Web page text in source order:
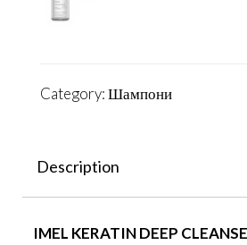
Category:Шампони
Description
IMEL KERATIN DEEP